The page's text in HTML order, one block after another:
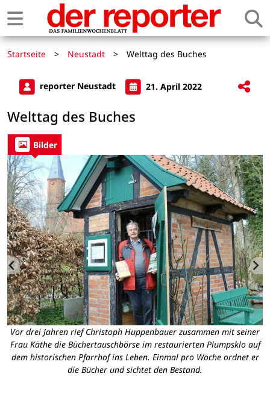
Startseite > Neustadt > Welttag des Buches
reporter Neustadt 21. April 2022
Welttag des Buches
Bilder
Vor drei Jahren rief Christoph Huppenbauer zusammen mit seiner
Frau Käthe die Büchertauschbörse im restaurierten Plumpsklo auf
dem historischen Pfarrhof ins Leben. Einmal pro Woche ordnet er
die Bücher und sichtet den Bestand.